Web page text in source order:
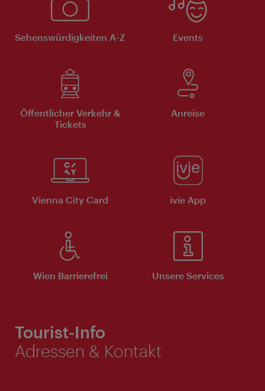
Sehenswürdigkeiten A-Z Events
Öffentlicher Verkehr &
Tickets
Anreise
Vienna City Card ivie App
Wien Barrierefrei Unsere Services
Tourist-Info
Adressen & Kontakt